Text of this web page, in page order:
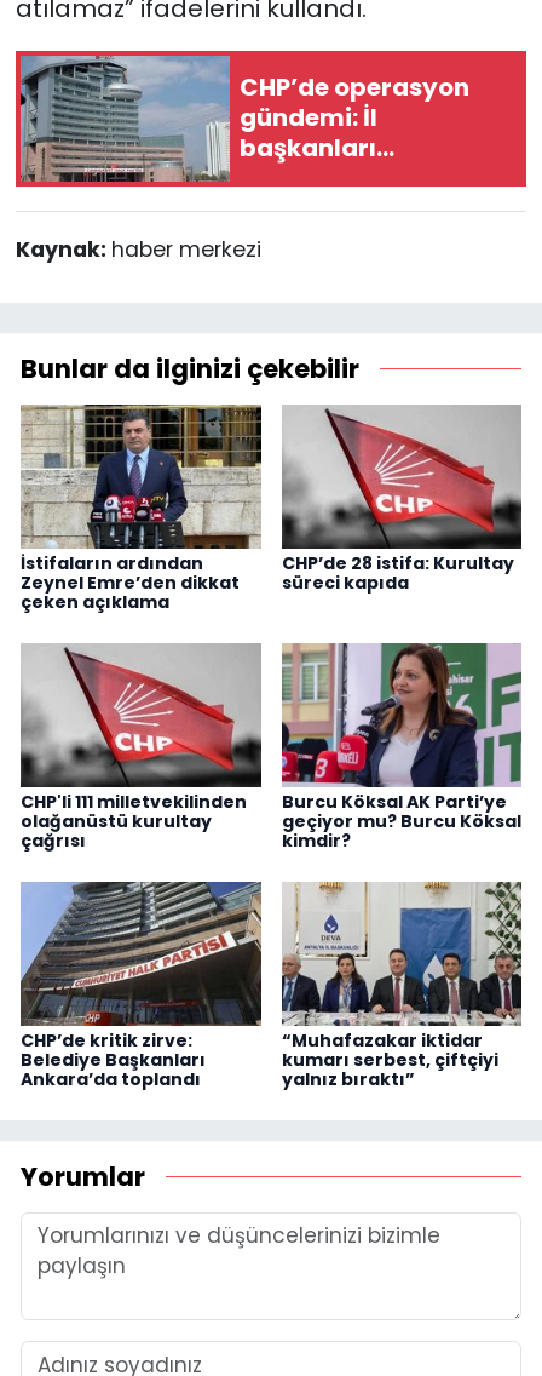
atılamaz” ifadelerini kullandı.
CHP’de operasyon
gündemi: İl
başkanları
Ankara’da
toplanıyor
Kaynak: haber merkezi
Bunlar da ilginizi çekebilir
İstifaların ardından
Zeynel Emre’den dikkat
çeken açıklama
CHP’de 28 istifa: Kurultay
süreci kapıda
CHP'li 111 milletvekilinden
olağanüstü kurultay
çağrısı
Burcu Köksal AK Parti’ye
geçiyor mu? Burcu Köksal
kimdir?
CHP’de kritik zirve:
Belediye Başkanları
Ankara’da toplandı
“Muhafazakar iktidar
kumarı serbest, çiftçiyi
yalnız bıraktı”
Yorumlar